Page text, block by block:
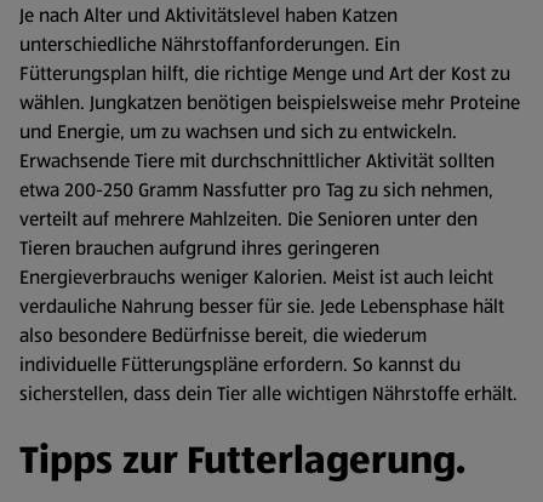
Je nach Alter und Aktivitätslevel haben Katzen
unterschiedliche Nährstoffanforderungen. Ein
Fütterungsplan hilft, die richtige Menge und Art der Kost zu
wählen. Jungkatzen benötigen beispielsweise mehr Proteine
und Energie, um zu wachsen und sich zu entwickeln.
Erwachsende Tiere mit durchschnittlicher Aktivität sollten
etwa 200-250 Gramm Nassfutter pro Tag zu sich nehmen,
verteilt auf mehrere Mahlzeiten. Die Senioren unter den
Tieren brauchen aufgrund ihres geringeren
Energieverbrauchs weniger Kalorien. Meist ist auch leicht
verdauliche Nahrung besser für sie. Jede Lebensphase hält
also besondere Bedürfnisse bereit, die wiederum
individuelle Fütterungspläne erfordern. So kannst du
sicherstellen, dass dein Tier alle wichtigen Nährstoffe erhält.
Tipps zur Futterlagerung.